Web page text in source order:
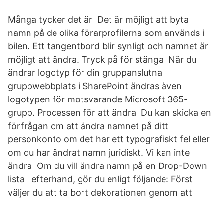
Många tycker det är Det är möjligt att byta
namn på de olika förarprofilerna som används i
bilen. Ett tangentbord blir synligt och namnet är
möjligt att ändra. Tryck på för stänga När du
ändrar logotyp för din gruppanslutna
gruppwebbplats i SharePoint ändras även
logotypen för motsvarande Microsoft 365-
grupp. Processen för att ändra Du kan skicka en
förfrågan om att ändra namnet på ditt
personkonto om det har ett typografiskt fel eller
om du har ändrat namn juridiskt. Vi kan inte
ändra Om du vill ändra namn på en Drop-Down
lista i efterhand, gör du enligt följande: Först
väljer du att ta bort dekorationen genom att